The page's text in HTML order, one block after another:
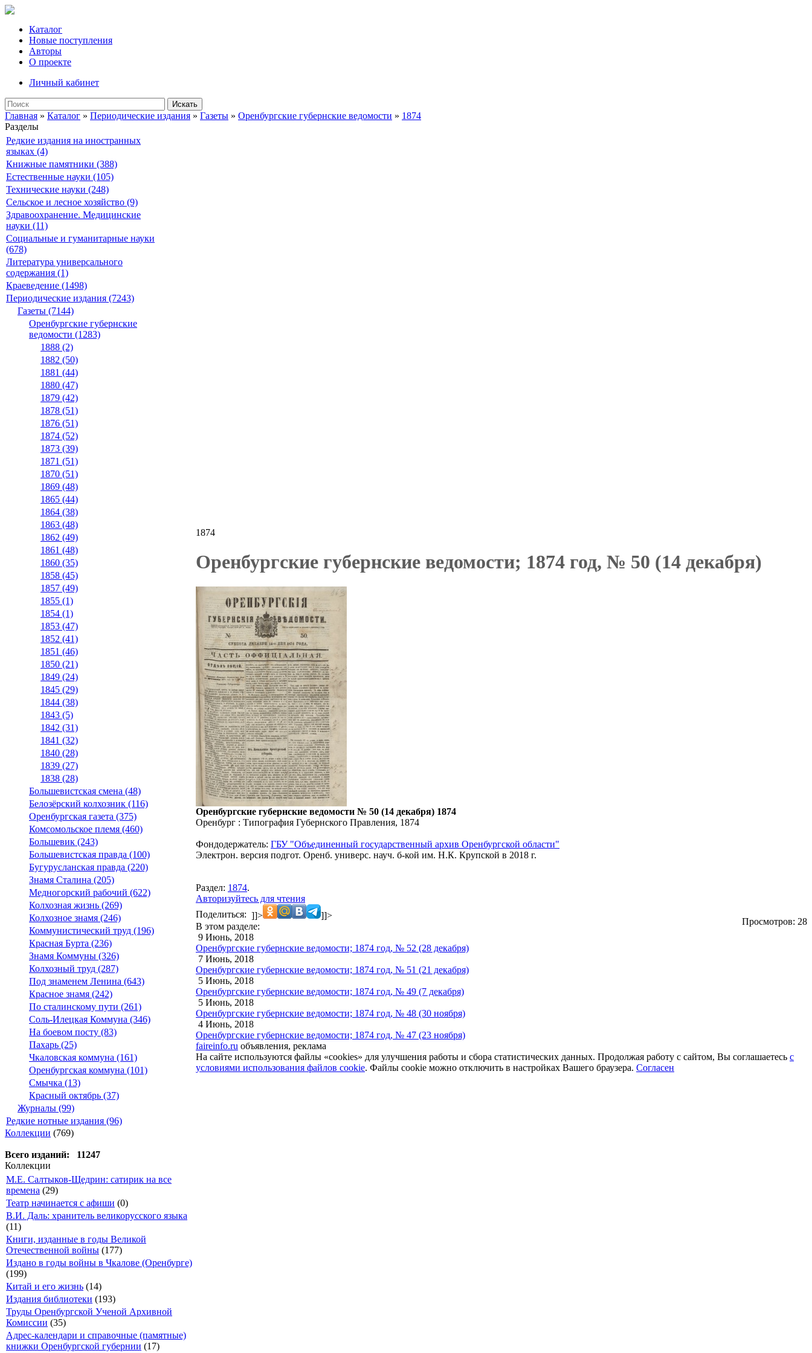
Каталог
Новые поступления
Авторы
О проекте
Личный кабинет
Искать
Главная » Каталог » Периодические издания » Газеты » Оренбургские губернские ведомости » 1874
Разделы
Редкие издания на иностранных
языках (4)
Книжные памятники (388)
Естественные науки (105)
Технические науки (248)
Сельское и лесное хозяйство (9)
Здравоохранение. Медицинские
науки (11)
Социальные и гуманитарные науки
(678)
Литература универсального
содержания (1)
Краеведение (1498)
Периодические издания (7243)
Газеты (7144)
Оренбургские губернские
ведомости (1283)
1888 (2)
1882 (50)
1881 (44)
1880 (47)
1879 (42)
1878 (51)
1876 (51)
1874 (52)
1873 (39)
1871 (51)
1870 (51)
1869 (48)
1865 (44)
1864 (38)
1863 (48)
1862 (49)
1861 (48)
1860 (35)
1858 (45)
1857 (49)
1855 (1)
1854 (1)
1853 (47)
1852 (41)
1851 (46)
1850 (21)
1849 (24)
1845 (29)
1844 (38)
1843 (5)
1842 (31)
1841 (32)
1840 (28)
1839 (27)
1838 (28)
Большевистская смена (48)
Белозёрский колхозник (116)
Оренбургская газета (375)
Комсомольское племя (460)
Большевик (243)
Большевистская правда (100)
Бугурусланская правда (220)
Знамя Сталина (205)
Медногорский рабочий (622)
Колхозная жизнь (269)
Колхозное знамя (246)
Коммунистический труд (196)
Красная Бурта (236)
Знамя Коммуны (326)
Колхозный труд (287)
Под знаменем Ленина (643)
Красное знамя (242)
По сталинскому пути (261)
Соль-Илецкая Коммуна (346)
На боевом посту (83)
Пахарь (25)
Чкаловская коммуна (161)
Оренбургская коммуна (101)
Смычка (13)
Красный октябрь (37)
Журналы (99)
Редкие нотные издания (96)
Коллекции (769)
Всего изданий: 11247
Коллекции
М.Е. Салтыков-Щедрин: сатирик на все
времена (29)
Театр начинается с афиши (0)
В.И. Даль: хранитель великорусского языка
(11)
Книги, изданные в годы Великой
Отечественной войны (177)
Издано в годы войны в Чкалове (Оренбурге)
(199)
Китай и его жизнь (14)
Издания библиотеки (193)
Труды Оренбургской Ученой Архивной
Комиссии (35)
Адрес-календари и справочные (памятные)
книжки Оренбургской губернии (17)
1874
Оренбургские губернские ведомости; 1874 год, № 50 (14 декабря)
Оренбургские губернские ведомости № 50 (14 декабря) 1874
Оренбург : Типография Губернского Правления, 1874
Фондодержатель: ГБУ "Объединенный государственный архив Оренбургской области"
Электрон. версия подгот. Оренб. универс. науч. б-кой им. Н.К. Крупской в 2018 г.
Раздел: 1874.
Авторизуйтесь для чтения
Просмотров: 28
Поделиться: ]]>
]]>
В этом разделе:
9 Июнь, 2018
Оренбургские губернские ведомости; 1874 год, № 52 (28 декабря)
7 Июнь, 2018
Оренбургские губернские ведомости; 1874 год, № 51 (21 декабря)
5 Июнь, 2018
Оренбургские губернские ведомости; 1874 год, № 49 (7 декабря)
5 Июнь, 2018
Оренбургские губернские ведомости; 1874 год, № 48 (30 ноября)
4 Июнь, 2018
Оренбургские губернские ведомости; 1874 год, № 47 (23 ноября)
faireinfo.ru объявления, реклама
На сайте используются файлы «cookies» для улучшения работы и сбора статистических данных. Продолжая работу с сайтом, Вы соглашаетесь с
условиями использования файлов cookie. Файлы cookie можно отключить в настройках Вашего браузера. Согласен